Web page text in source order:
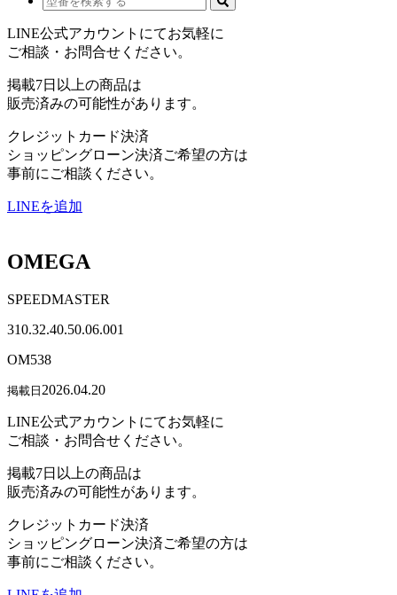
LINE公式アカウントにてお気軽に
ご相談・お問合せください。
掲載7日以上の商品は
販売済みの可能性があります。
クレジットカード決済
ショッピングローン決済ご希望の方は
事前にご相談ください。
LINEを追加
OMEGA
SPEEDMASTER
310.32.40.50.06.001
OM538
掲載日 2026.04.20
LINE公式アカウントにてお気軽に
ご相談・お問合せください。
掲載7日以上の商品は
販売済みの可能性があります。
クレジットカード決済
ショッピングローン決済ご希望の方は
事前にご相談ください。